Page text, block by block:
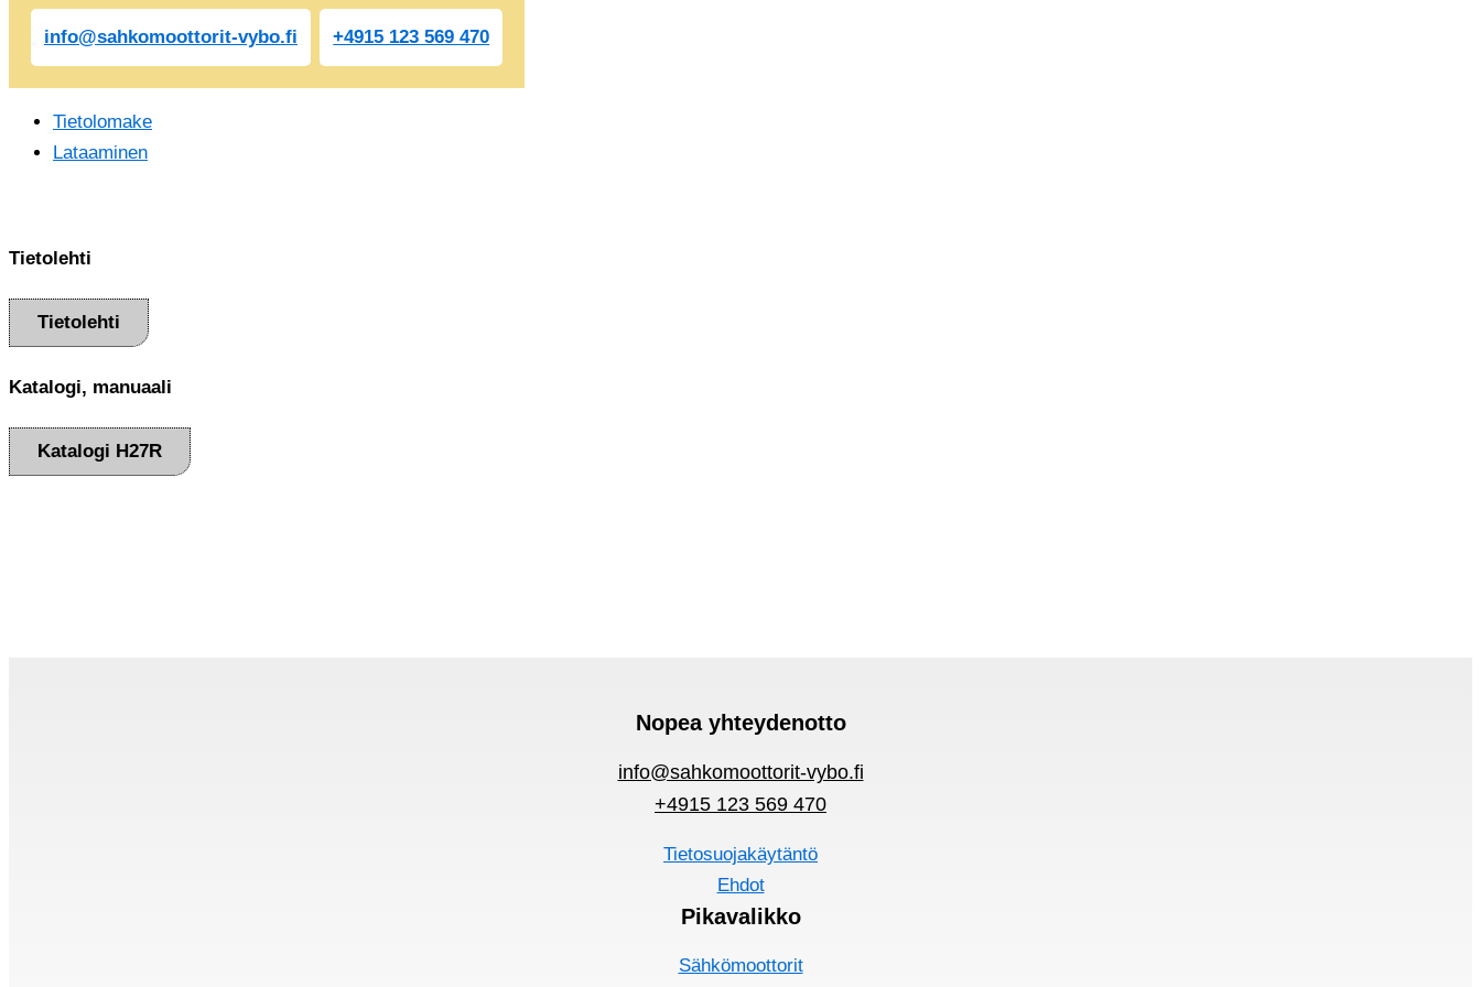
info@sahkomoottorit-vybo.fi +4915 123 569 470
Tietolomake
Lataaminen
Tietolehti
Tietolehti
Katalogi, manuaali
Katalogi H27R
Nopea yhteydenotto
info@sahkomoottorit-vybo.fi
+4915 123 569 470
Tietosuojakäytäntö
Ehdot
Pikavalikko
Sähkömoottorit